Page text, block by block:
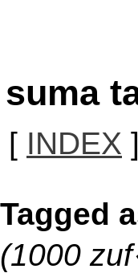
suma
[ INDEX
Tagged
(1000